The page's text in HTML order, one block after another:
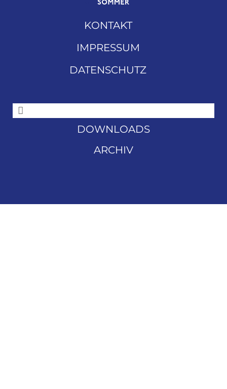
KONTAKT
IMPRESSUM
DATENSCHUTZ
DOWNLOADS
ARCHIV